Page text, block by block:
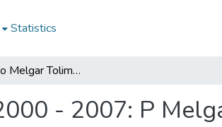
Statistics
Presupuesto Melgar Tolima 2000 - 2007: P Melgar Tolima 2000 - 2007
- 2007: P